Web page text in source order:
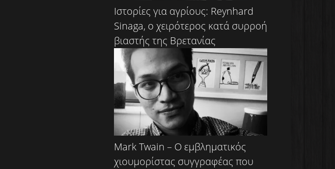
Ιστορίες για αγρίους: Reynhard
Sinaga, ο χειρότερος κατά συρροή
βιαστής της Βρετανίας
Mark Twain – Ο εμβληματικός
χιουμορίστας συγγραφέας που